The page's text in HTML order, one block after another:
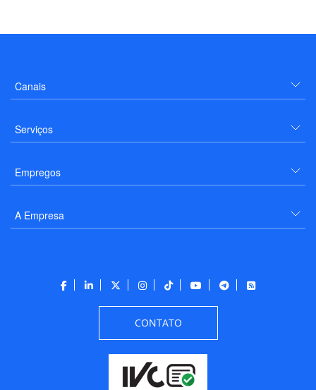
Canais
Serviços
Empregos
A Empresa
CONTATO